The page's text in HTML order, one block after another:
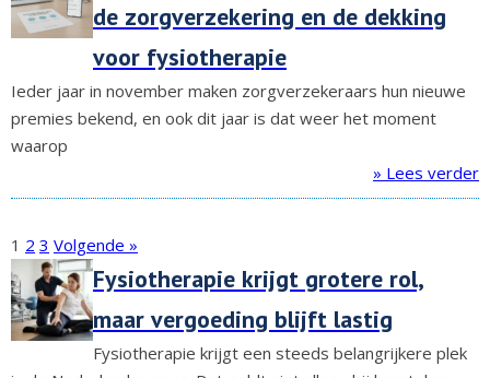
de zorgverzekering en de dekking
voor fysiotherapie
Ieder jaar in november maken zorgverzekeraars hun nieuwe
premies bekend, en ook dit jaar is dat weer het moment
waarop
» Lees verder
1 2 3 Volgende »
Fysiotherapie krijgt grotere rol,
maar vergoeding blijft lastig
Fysiotherapie krijgt een steeds belangrijkere plek